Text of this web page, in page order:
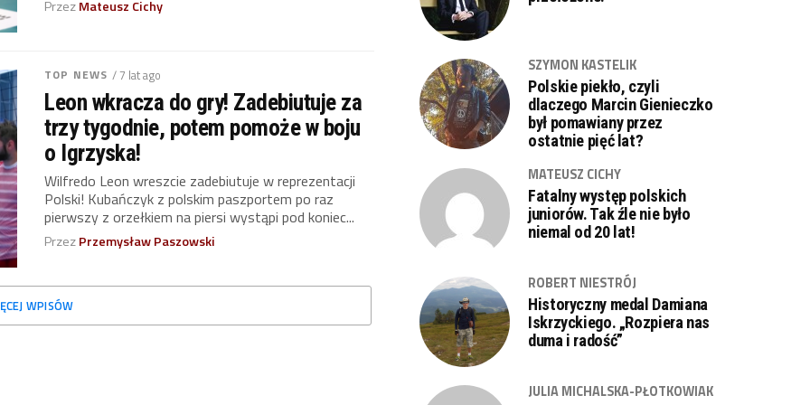
PrzezMateusz Cichy
TOP NEWS / 7 lat ago
Leon wkracza do gry! Zadebiutuje za
trzy tygodnie, potem pomoże w boju
o Igrzyska!
Wilfredo Leon wreszcie zadebiutuje w reprezentacji
Polski! Kubańczyk z polskim paszportem po raz
pierwszy z orzełkiem na piersi wystąpi pod koniec...
PrzezPrzemysław Paszowski
WPISÓW
SZYMON KASTELIK
Polskie piekło, czyli
dlaczego Marcin Gienieczko
był pomawiany przez
ostatnie pięć lat?
MATEUSZ CICHY
Fatalny występ polskich
juniorów. Tak źle nie było
niemal od 20 lat!
ROBERT NIESTRÓJ
Historyczny medal Damiana
Iskrzyckiego. „Rozpiera nas
duma i radość”
JULIA MICHALSKA-PŁOTKOWIAK